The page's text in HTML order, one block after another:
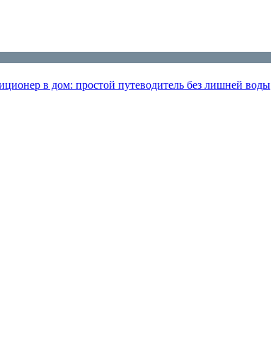
в дом: простой путеводитель без лишней воды